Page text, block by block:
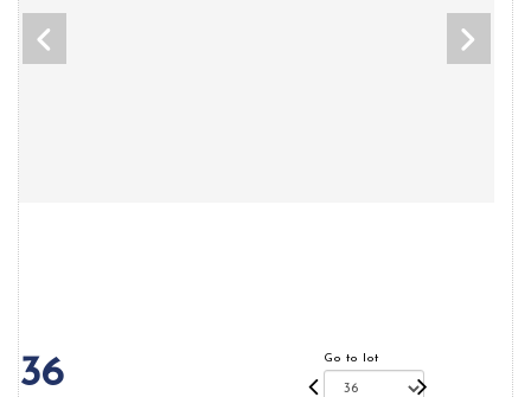
36 Go to lot